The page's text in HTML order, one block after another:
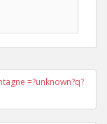
=?unknown?q?